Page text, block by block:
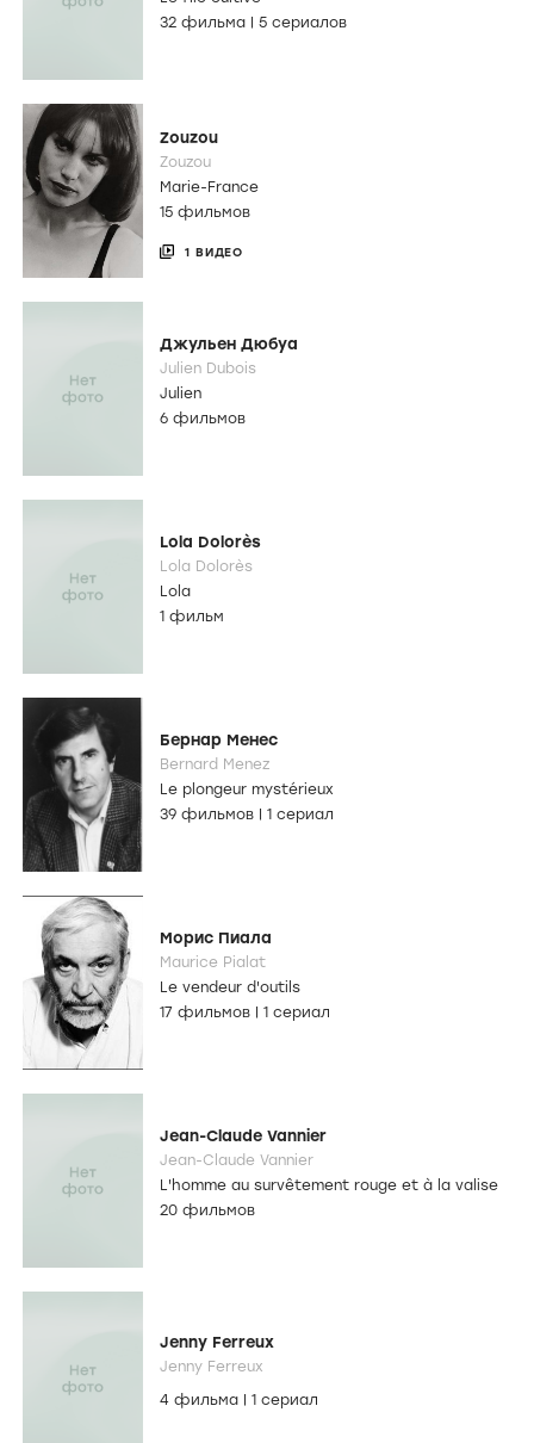
32 фильма
5 сериалов
Zouzou
Zouzou
Marie-France
15 фильмов
1 ВИДЕО
Джульен Дюбуа
Julien Dubois
Julien
6 фильмов
Lola Dolorès
Lola Dolorès
Lola
1 фильм
Бернар Менес
Bernard Menez
Le plongeur mystérieux
39 фильмов
1 сериал
Морис Пиала
Maurice Pialat
Le vendeur d'outils
17 фильмов
1 сериал
Jean-Claude Vannier
Jean-Claude Vannier
L'homme au survêtement rouge et à la valise
20 фильмов
Jenny Ferreux
Jenny Ferreux
4 фильма
1 сериал